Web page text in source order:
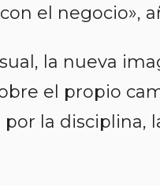
el negocio»,
la nueva
el propio
la disciplina,